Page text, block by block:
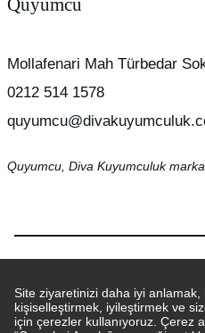
Quyumcu
Mollafenari Mah Türbedar
0212 514 1578
Quyumcu, Diva Kuyumculuk